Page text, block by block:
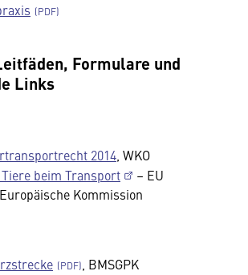
Formulare und
Links
2014 , WKO
beim Transport
– EU
Kommission
, BMSGPK